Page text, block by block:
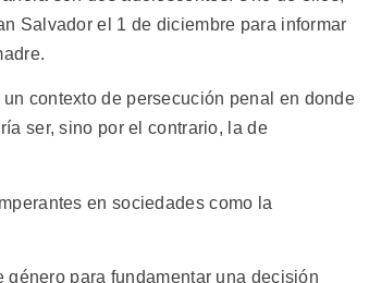
Salvador el 1 de diciembre para informar
contexto de persecución penal en donde
ser, sino por el contrario, la de
en sociedades como la
para fundamentar una decisión